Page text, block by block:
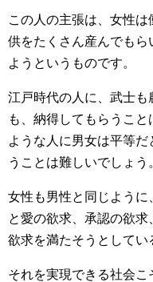
この人の主張は、女性
供をたくさん産んでもら
ようというものです。
江戸時代の人に、武士も
も、納得してもらうこ
ような人に男女は平等
うことは難しいでしょう
女性も男性と同じよう
と愛の欲求、承認の欲
欲求を満たそうとしてい
それを実現できる社会こ